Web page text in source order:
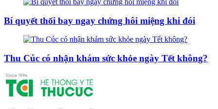
Bí quyết thổi bay ngay chứng hôi miệng khi đói
Thu Cúc có nhận khám sức khỏe ngày Tết không?